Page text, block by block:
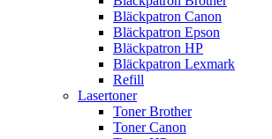
Bläckpatron Canon
Bläckpatron Epson
Bläckpatron HP
Bläckpatron Lexmark
Refill
Lasertoner
Toner Brother
Toner Canon